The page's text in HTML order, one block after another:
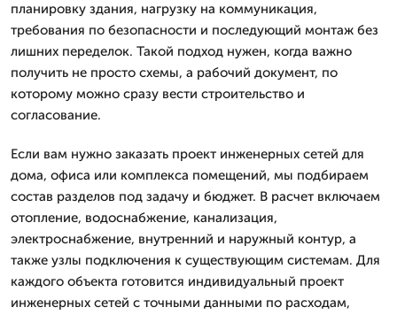
планировку здания, нагрузку на коммуникация,
требования по безопасности и последующий монтаж без
лишних переделок. Такой подход нужен, когда важно
получить не просто схемы, а рабочий документ, по
которому можно сразу вести строительство и
согласование.
Если вам нужно заказать проект инженерных сетей для
дома, офиса или комплекса помещений, мы подбираем
состав разделов под задачу и бюджет. В расчет включаем
отопление, водоснабжение, канализация,
электроснабжение, внутренний и наружный контур, а
также узлы подключения к существующим системам. Для
каждого объекта готовится индивидуальный проект
инженерных сетей с точными данными по расходам,